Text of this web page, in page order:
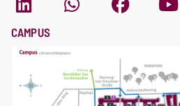
CAMPUS